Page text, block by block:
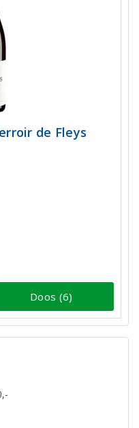
de Fleys
Doos (6)